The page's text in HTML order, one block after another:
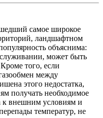
самое широкое
ландшафтном
объяснима:
может быть
того, если
между
этого недостатка,
получать необходимое
к внешним условиям и
температур, не